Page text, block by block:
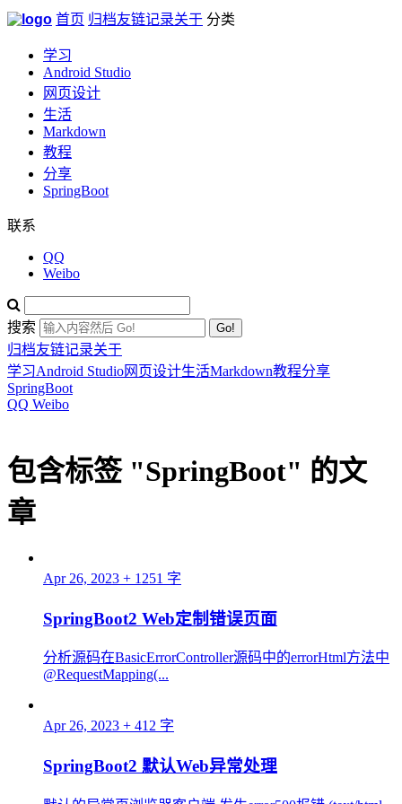
首页 归档友链记录关于 分类
学习
Android Studio
网页设计
生活
Markdown
教程
分享
SpringBoot
联系
QQ
Weibo
搜索 Go!
归档友链记录关于
学习Android Studio网页设计生活Markdown教程分享
SpringBoot
QQ Weibo
包含标签 "SpringBoot" 的文
章
Apr 26, 2023 + 1251 字
SpringBoot2 Web定制错误页面
分析源码在BasicErrorController源码中的errorHtml方法中
@RequestMapping(...
Apr 26, 2023 + 412 字
SpringBoot2 默认Web异常处理